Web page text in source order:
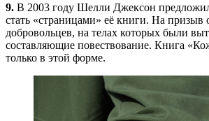
9. В 2003 году Шелли Джексон
стать «страницами» её книги. На призыв
добровольцев, на телах которых были
составляющие повествование. Книга
только в этой форме.